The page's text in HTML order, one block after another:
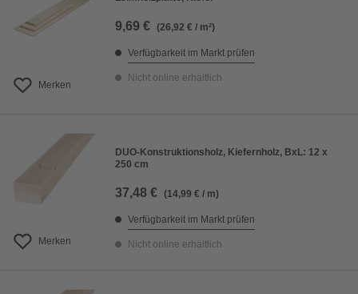
Merken
9,69 € (26,92 € / m²)
Verfügbarkeit im Markt prüfen
Nicht online erhältlich
Merken
DUO-Konstruktionsholz, Kiefernholz, BxL: 12 x
250 cm
37,48 € (14,99 € / m)
Verfügbarkeit im Markt prüfen
Nicht online erhältlich